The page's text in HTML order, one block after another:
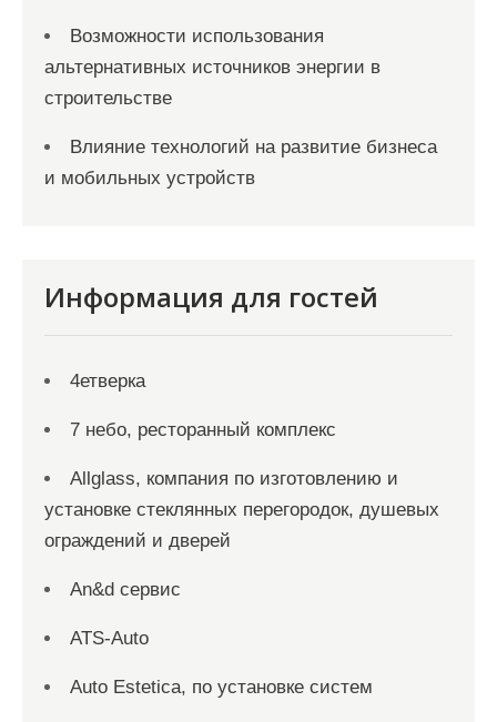
Возможности использования
альтернативных источников энергии в
строительстве
Влияние технологий на развитие бизнеса
и мобильных устройств
Информация для гостей
4етверка
7 небо, ресторанный комплекс
Allglass, компания по изготовлению и
установке стеклянных перегородок, душевых
ограждений и дверей
An&d сервис
ATS-Auto
Auto Estetica, по установке систем